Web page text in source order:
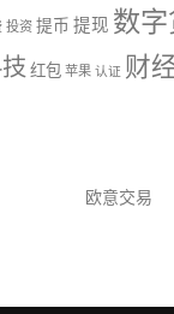
投资 提币 提现 数
红包 苹果 认证 财
欧意交易